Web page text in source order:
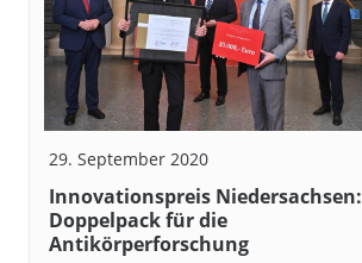
29. September 2020
Innovationspreis Niedersachsen:
Doppelpack für die
Antikörperforschung